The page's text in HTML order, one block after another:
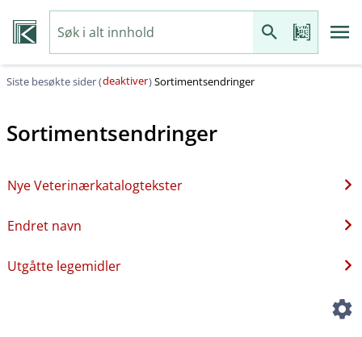
Siste besøkte sider (deaktiver)Sortimentsendringer
Sortimentsendringer
Nye Veterinærkatalogtekster
Endret navn
Utgåtte legemidler